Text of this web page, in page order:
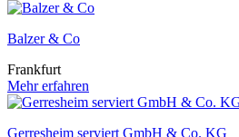
Balzer & Co
Frankfurt
Mehr erfahren
Gerresheim serviert GmbH & Co. KG